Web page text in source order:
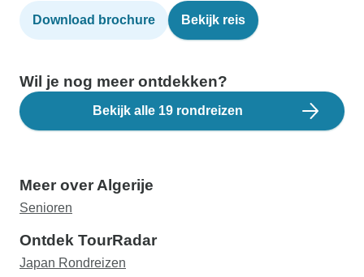
Download brochure Bekijk reis
Wil je nog meer ontdekken?
Bekijk alle 19 rondreizen
Meer over Algerije
Senioren
Ontdek TourRadar
Japan Rondreizen